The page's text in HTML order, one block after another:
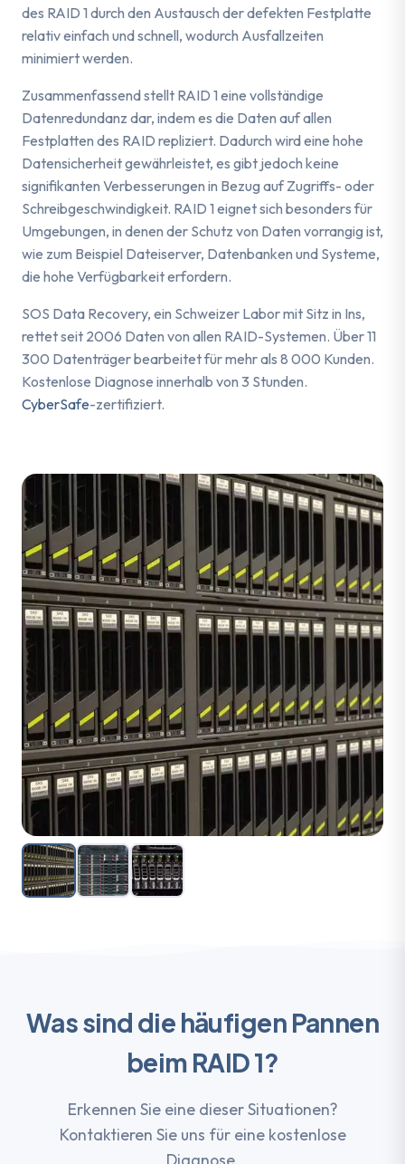
des RAID 1 durch den Austausch der defekten Festplatte
relativ einfach und schnell, wodurch Ausfallzeiten
minimiert werden.
Zusammenfassend stellt RAID 1 eine vollständige
Datenredundanz dar, indem es die Daten auf allen
Festplatten des RAID repliziert. Dadurch wird eine hohe
Datensicherheit gewährleistet, es gibt jedoch keine
signifikanten Verbesserungen in Bezug auf Zugriffs- oder
Schreibgeschwindigkeit. RAID 1 eignet sich besonders für
Umgebungen, in denen der Schutz von Daten vorrangig ist,
wie zum Beispiel Dateiserver, Datenbanken und Systeme,
die hohe Verfügbarkeit erfordern.
SOS Data Recovery, ein Schweizer Labor mit Sitz in Ins,
rettet seit 2006 Daten von allen RAID-Systemen. Über 11
300 Datenträger bearbeitet für mehr als 8 000 Kunden.
Kostenlose Diagnose innerhalb von 3 Stunden.
CyberSafe-zertifiziert.
Was sind die häufigen Pannen
beim RAID 1?
Erkennen Sie eine dieser Situationen?
Kontaktieren Sie uns für eine kostenlose